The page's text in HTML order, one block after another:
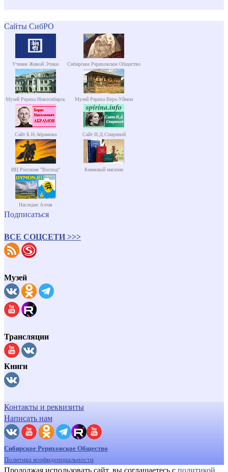
Сайты СибРО
Учение Живой Этики Сибирское Рериховское Общество
Музей Рериха Новосибирск Музей Рериха Верх-Уймон
Сайт Б.Н.Абрамова Сайт Н.Д.Спириной
ИЦ Россазия "Восход" Книжный магазин
Наследие Алтая
Подписаться
ВСЕ СОЦСЕТИ >>>
Музей
Трансляции
Книги
Контакты и реквизиты
Написать нам
Сибирское Рериховское Общество
Политика конфиденциальности